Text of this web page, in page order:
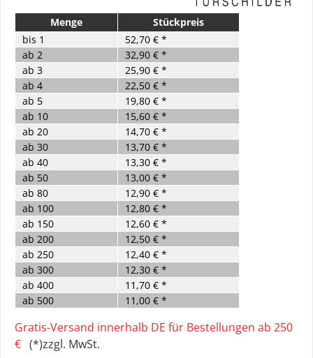
Menge
Stückpreis
bis 1
52,70 € *
ab 2
32,90 € *
ab 3
25,90 € *
ab 4
22,50 € *
ab 5
19,80 € *
ab 10
15,60 € *
ab 20
14,70 € *
ab 30
13,70 € *
ab 40
13,30 € *
ab 50
13,00 € *
ab 80
12,90 € *
ab 100
12,80 € *
ab 150
12,60 € *
ab 200
12,50 € *
ab 250
12,40 € *
ab 300
12,30 € *
ab 400
11,70 € *
ab 500 11,00 € *
Gratis-Versand innerhalb DE für Bestellungen ab 250
€ (*)zzgl. MwSt.